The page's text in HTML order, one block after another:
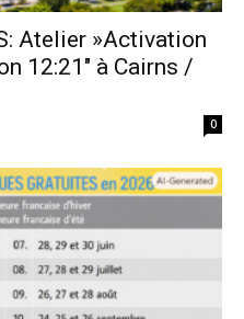
Atelier »Activation
12:21″ à Cairns /
0